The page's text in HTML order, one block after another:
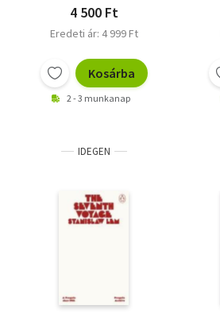
4 500 Ft
Eredeti ár: 4 999 Ft
Kosárba
2 - 3 munkanap
IDEGEN